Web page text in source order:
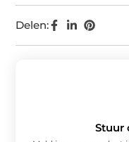
Delen:
Stuur